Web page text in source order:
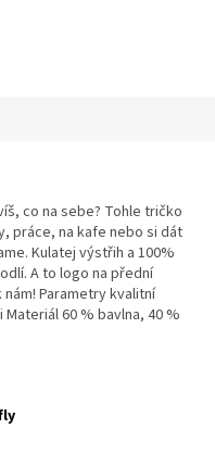
co na sebe? Tohle tričko
práce, na kafe nebo si dát
Kulatej výstřih a 100%
A to logo na přední
Parametry kvalitní
60 % bavlna, 40 %